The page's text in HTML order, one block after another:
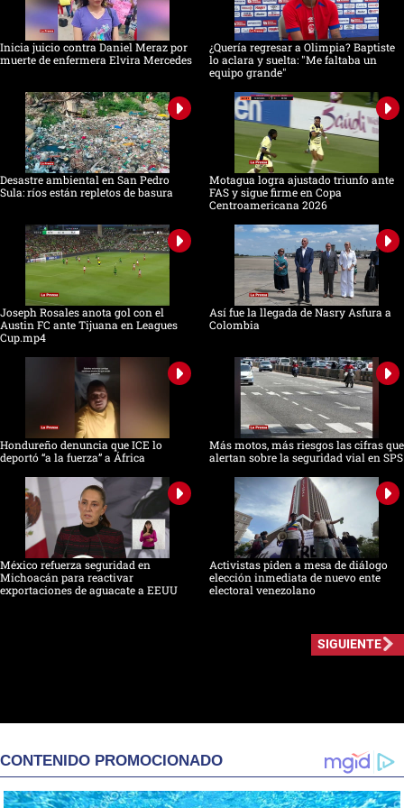
Inicia juicio contra Daniel Meraz por
muerte de enfermera Elvira Mercedes
¿Quería regresar a Olimpia? Baptiste
lo aclara y suelta: "Me faltaba un
equipo grande"
Desastre ambiental en San Pedro
Sula: ríos están repletos de basura
Motagua logra ajustado triunfo ante
FAS y sigue firme en Copa
Centroamericana 2026
Joseph Rosales anota gol con el
Austin FC ante Tijuana en Leagues
Cup.mp4
Así fue la llegada de Nasry Asfura a
Colombia
Hondureño denuncia que ICE lo
deportó “a la fuerza” a África
Más motos, más riesgos las cifras que
alertan sobre la seguridad vial en SPS
México refuerza seguridad en
Michoacán para reactivar
exportaciones de aguacate a EEUU
Activistas piden a mesa de diálogo
elección inmediata de nuevo ente
electoral venezolano
SIGUIENTE
CONTENIDO PROMOCIONADO